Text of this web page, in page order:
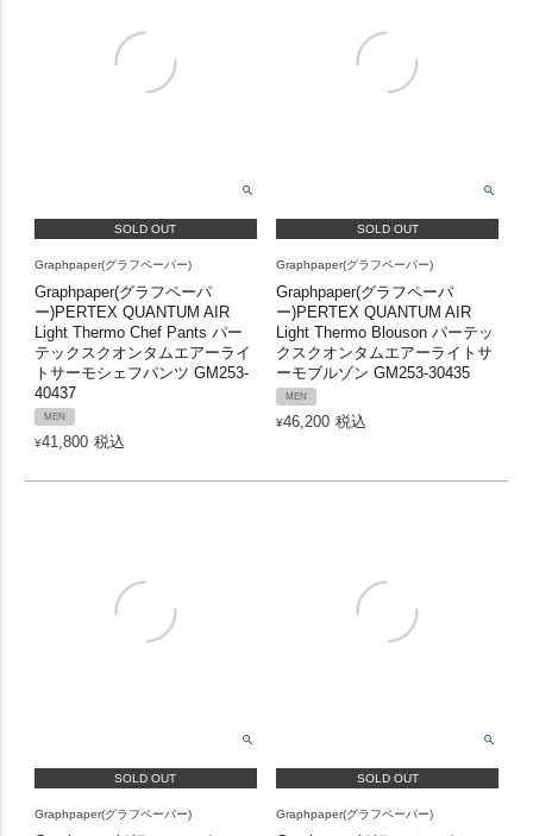
SOLD OUT
Graphpaper(グラフペーパー)
Graphpaper(グラフペーパ
ー)PERTEX QUANTUM AIR
Light Thermo Chef Pants パー
テックスクオンタムエアーライ
トサーモシェフパンツ GM253-
40437
MEN
¥41,800 税込
SOLD OUT
Graphpaper(グラフペーパー)
Graphpaper(グラフペーパ
ー)PERTEX QUANTUM AIR
Light Thermo Blouson パーテッ
クスクオンタムエアーライトサ
ーモブルゾン GM253-30435
MEN
¥46,200 税込
SOLD OUT
Graphpaper(グラフペーパー)
SOLD OUT
Graphpaper(グラフペーパー)